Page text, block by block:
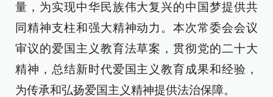
量，为实现中华民族伟大复兴的中国梦提供共
同精神支柱和强大精神动力。本次常委会会议
审议的爱国主义教育法草案，贯彻党的二十大
精神，总结新时代爱国主义教育成果和经验，
为传承和弘扬爱国主义精神提供法治保障。